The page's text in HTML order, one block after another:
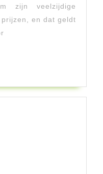
Voor
Meisjes:
Trendy
Collectie!
zijn veelzijdige
en dat geldt